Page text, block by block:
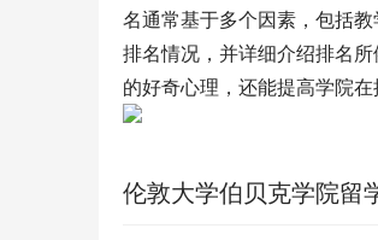
名通常基于多个因素，包括
排名情况，并详细介绍排名
的好奇心理，还能提高学院在
伦敦大学伯贝克学院留